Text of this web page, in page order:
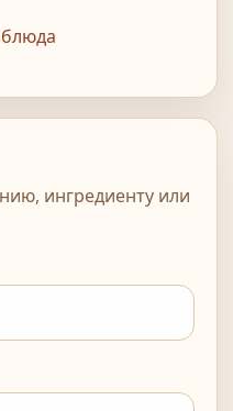
ингредиенту или